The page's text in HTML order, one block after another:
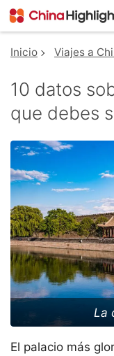
Inicio Viajes a
10 datos
que debes
La
El palacio más